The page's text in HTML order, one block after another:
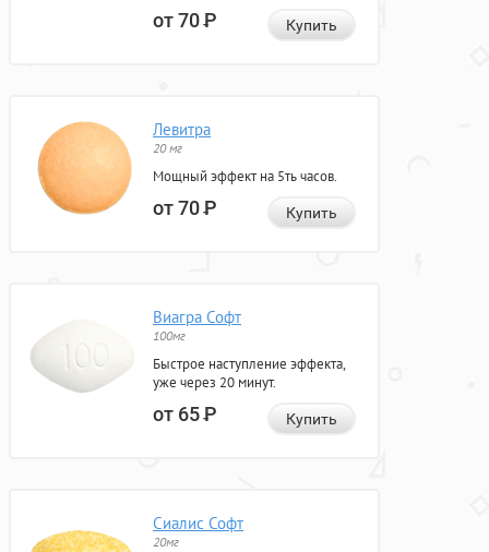
от 70Р Купить
Левитра
20 мг
Мощный эффект на 5ть часов.
от 70Р Купить
Виагра Софт
100мг
Быстрое наступление эффекта,
уже через 20 минут.
от 65Р Купить
Сиалис Софт
20мг